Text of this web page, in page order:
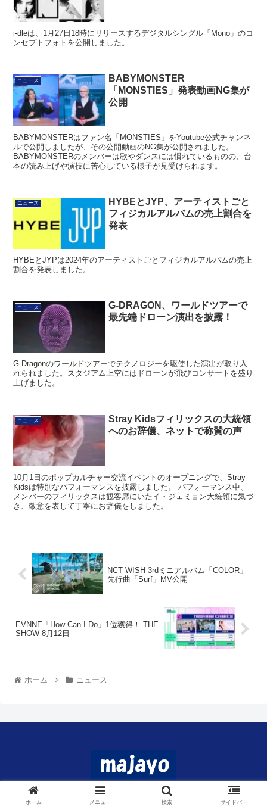
i-dleは、1月27日18時にリリースするデジタルシングル「Mono」のコ
ンセプトフォトを公開しました。
ニュース
BABYMONSTER
「MONSTIES」発表動画NG集が
公開
BABYMONSTERはファン名「MONSTIES」をYoutube公式チャンネ
ルで公開しましたが、その公開動画のNG集が公開されました。
BABYMONSTERのメンバーは歌やダンスには慣れているものの、台
本の読み上げや演技に苦心している様子が見受けられます。
ニュース
HYBEとJYP、アーティストごと
フィジカルアルバムの売上割合を
発表
HYBEとJYPは2024年のアーティストごとフィジカルアルバムの売上
割合を発表しました。
ニュース
G-DRAGON、ワールドツアーで
最先端ドローン演出を披露！
G-Dragonのワールドツアーでテクノロジーを駆使した演出が取り入
れられました。スタジアム上空にはドローンが飛びコンサートを盛り
上げました。
ニュース
Stray Kidsフィリックスの大統領
へのお辞儀、ネットで称賛の声
10月1日のポップカルチャー交流イベントのオープニングで、Stray
Kidsは特別なパフォーマンスを披露しました。 パフォーマンス中、
メンバーのフィリックスは観客席にいたイ・ジェミョン大統領に気づ
き、敬意を表して丁寧にお辞儀をしました。
NCT WISH 3rdミニアルバム「COLOR」
先行曲「Surf」MV公開
EVNNE「How Can I Do」1位獲得！ THE
SHOW 8月12日
ホーム ニュース
© 2024 マジャヨ.
ホーム メニュー 検索 サイドバー